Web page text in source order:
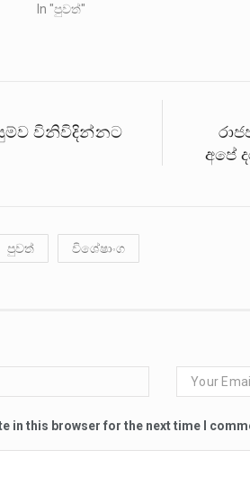
In "පුවත්"
විනිවිදින්නට
අපේ
පුවත් විශේෂාංග
in this browser for the next time I